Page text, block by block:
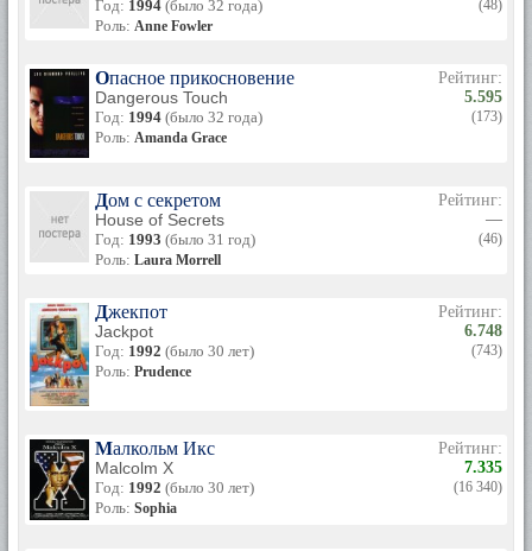
Год: 1994 (было 32 года)
Роль: Anne Fowler
(48)
Опасное прикосновение
Dangerous Touch
Год: 1994 (было 32 года)
Роль: Amanda Grace
Рейтинг:
5.595
(173)
Дом с секретом
House of Secrets
Год: 1993 (было 31 год)
Роль: Laura Morrell
Рейтинг:
—
(46)
Джекпот
Jackpot
Год: 1992 (было 30 лет)
Роль: Prudence
Рейтинг:
6.748
(743)
Малкольм Икс
Malcolm X
Год: 1992 (было 30 лет)
Роль: Sophia
Рейтинг:
7.335
(16 340)